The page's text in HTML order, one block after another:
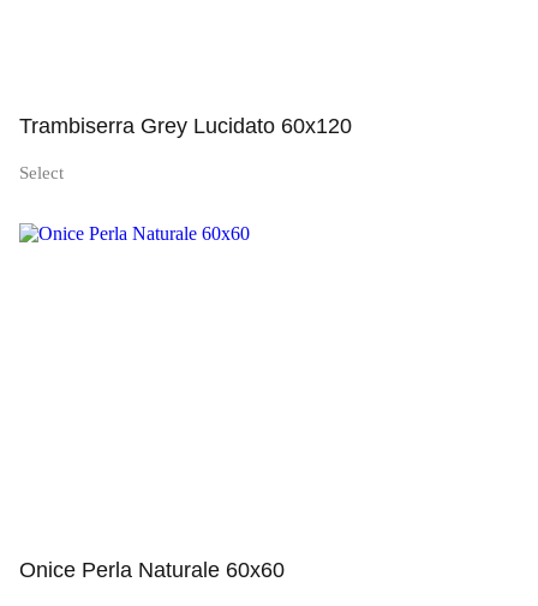
Trambiserra Grey Lucidato 60x120
Select
Onice Perla Naturale 60x60